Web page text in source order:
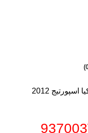
کلید تنظیم چراغ جلو لغزندگی ECO کیا اسپورتیج 2012